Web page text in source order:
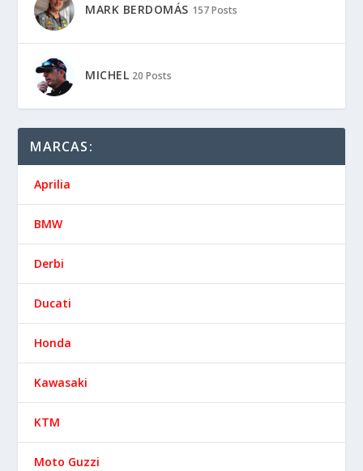
MARK BERDOMÁS 157 Posts
MICHEL 20 Posts
MARCAS:
Aprilia
BMW
Derbi
Ducati
Honda
Kawasaki
KTM
Moto Guzzi